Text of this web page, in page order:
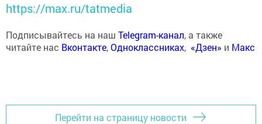
https://max.ru/tatmedia
Подписывайтесь на наш Telegram-канал, а также
читайте нас Вконтакте,Одноклассниках, «Дзен» и Макс
Перейти на страницу новости